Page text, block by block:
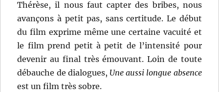
Thérèse, il nous faut capter des bribes, nous
avançons à petit pas, sans certitude. Le début
du film exprime même une certaine vacuité et
le film prend petit à petit de l’intensité pour
devenir au final très émouvant. Loin de toute
débauche de dialogues, Une aussi longue absence
est un film très sobre.